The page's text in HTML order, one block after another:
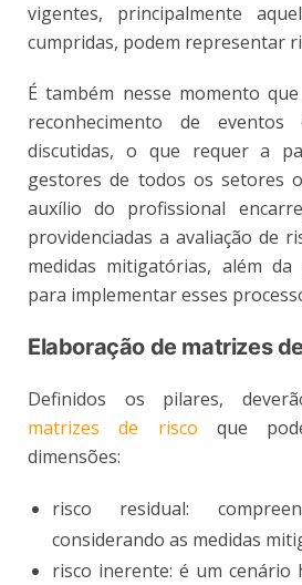
vigentes, principalmente
cumpridas, podem representar
É também nesse momento
reconhecimento de
discutidas, o que requer a
gestores de todos os setores
auxílio do profissional
providenciadas a avaliação de
medidas mitigatórias, além
para implementar esses
Elaboração de matrizes
Definidos os pilares,
matrizes de risco que
dimensões:
risco residual:
considerando as medidas
risco inerente: é um cenário